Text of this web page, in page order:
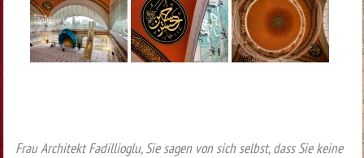
Frau Architekt Fadillioglu, Sie sagen von sich selbst, dass Sie keine